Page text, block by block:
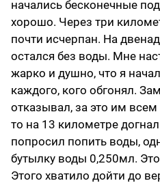
начались бесконечные
хорошо. Через три
почти исчерпан. На
остался без воды. Мне
жарко и душно, что я
каждого, кого обгонял.
отказывал, за это им
то на 13 километре
попросил попить воды,
бутылку воды 0,250мл.
Этого хватило дойти до